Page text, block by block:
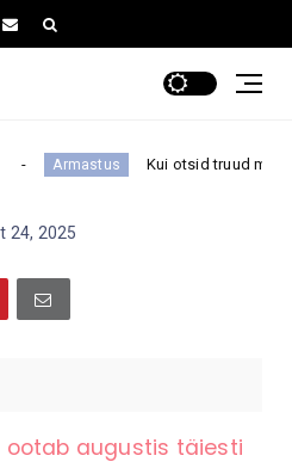
Armastus Kui otsid truud
24, 2025
ootab augustis täiesti